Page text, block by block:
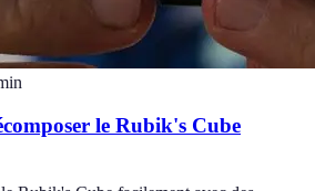
le Rubik's Cube